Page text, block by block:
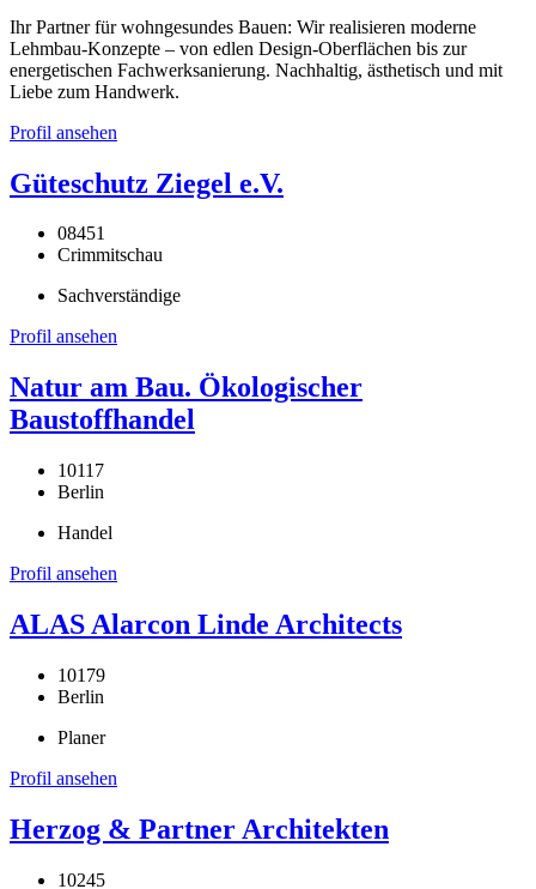
Ihr Partner für wohngesundes Bauen: Wir realisieren moderne
Lehmbau-Konzepte – von edlen Design-Oberflächen bis zur
energetischen Fachwerksanierung. Nachhaltig, ästhetisch und mit
Liebe zum Handwerk.
Profil ansehen
Güteschutz Ziegel e.V.
08451
Crimmitschau
Sachverständige
Profil ansehen
Natur am Bau. Ökologischer
Baustoffhandel
10117
Berlin
Handel
Profil ansehen
ALAS Alarcon Linde Architects
10179
Berlin
Planer
Profil ansehen
Herzog & Partner Architekten
10245